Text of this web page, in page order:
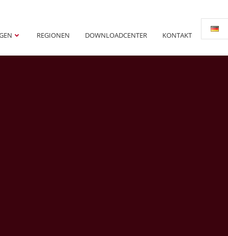
REGIONEN DOWNLOADCENTER KONTAKT